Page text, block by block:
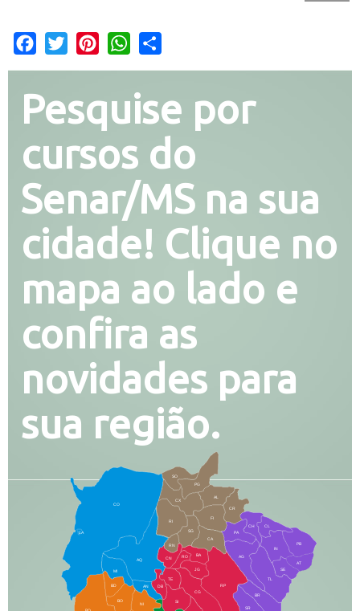
Facebook
Twitter PinterestWhatsApp
Pesquise por
cursos do
Senar/MS na sua
cidade! Clique no
mapa ao lado e
confira as
novidades para
sua região.
CO
AQ
MI
AN
CX
RI
AL
CR
FI
SG
BA
CA
PA
CH CL
PB
SE
TL
AG
BR
SR
RP
RO
JG
CG
SI
BD
BO
NI
DB
TE
IN
RN
CN
AT
PG
SO
LA